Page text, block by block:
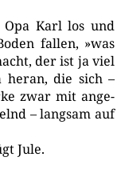
Karl los und
fal­len, »was
der ist ja viel
her­an, die sich –
zwar mit ange­
– lang­sam auf
Jule.